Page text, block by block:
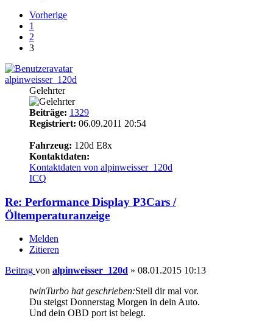
Vorherige
1
2
3
alpinweisser_120d
Gelehrter
Beiträge: 1329
Registriert: 06.09.2011 20:54
Fahrzeug: 120d E8x
Kontaktdaten:
Kontaktdaten von alpinweisser_120d
ICQ
Re: Performance Display P3Cars /
Öltemperaturanzeige
Melden
Zitieren
Beitrag von alpinweisser_120d » 08.01.2015 10:13
twinTurbo hat geschrieben:Stell dir mal vor.
Du steigst Donnerstag Morgen in dein Auto.
Und dein OBD port ist belegt.